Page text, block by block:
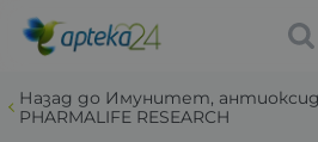
Назад до Имунитет,
PHARMALIFE RESEARCH